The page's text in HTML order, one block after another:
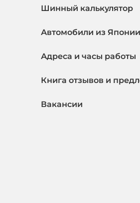
Шинный калькулятор
Автомобили из Японии
Адреса и часы работы
Книга отзывов и
Вакансии